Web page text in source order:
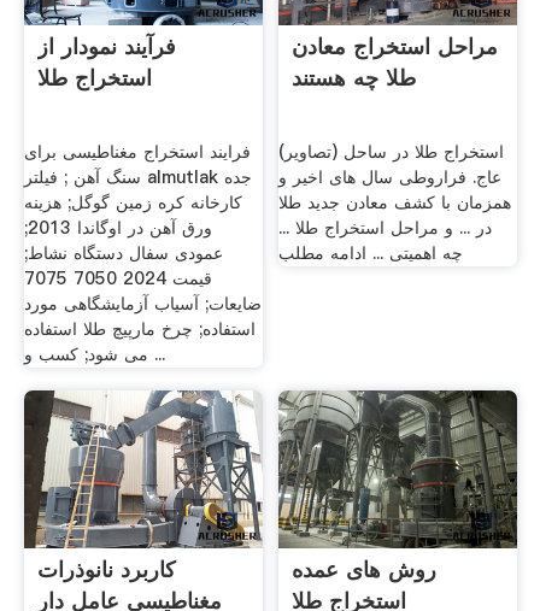
فرآیند نمودار از
استخراج طلا
فرایند استخراج مغناطیسی برای
سنگ آهن ; فیلتر almutlak جده
کارخانه کره زمین گوگل; هزینه
ورق آهن در اوگاندا 2013;
عمودی سفال دستگاه نشاط;
قیمت 2024 7050 7075
ضایعات; آسیاب آزمایشگاهی مورد
استفاده; چرخ مارپیچ طلا استفاده
می شود; کسب و ...
مراحل استخراج معادن
طلا چه هستند
(تصاویر) استخراج طلا در ساحل
عاج. فراروطی سال های اخیر و
همزمان با کشف معادن جدید طلا
در ... و مراحل استخراج طلا ...
چه اهمیتی ... ادامه مطلب
کاربرد نانوذرات
مغناطیسی عامل دار
روش های عمده
استخراج طلا